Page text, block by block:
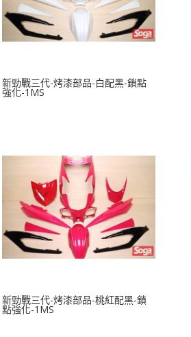
新勁戰三代-烤漆部品-白配黑-鎖點
強化-1MS
新勁戰三代-烤漆部品-桃紅配黑-鎖
點強化-1MS